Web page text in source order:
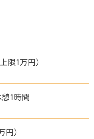
限1万円）
1時間
円）